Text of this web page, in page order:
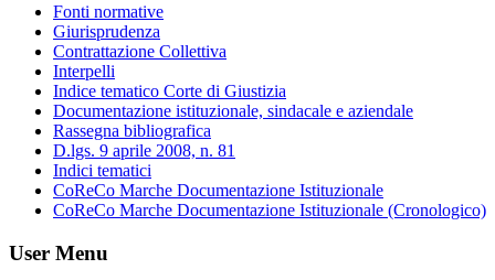
Fonti normative
Giurisprudenza
Contrattazione Collettiva
Interpelli
Indice tematico Corte di Giustizia
Documentazione istituzionale, sindacale e aziendale
Rassegna bibliografica
D.lgs. 9 aprile 2008, n. 81
Indici tematici
CoReCo Marche Documentazione Istituzionale
CoReCo Marche Documentazione Istituzionale (Cronologico)
User Menu